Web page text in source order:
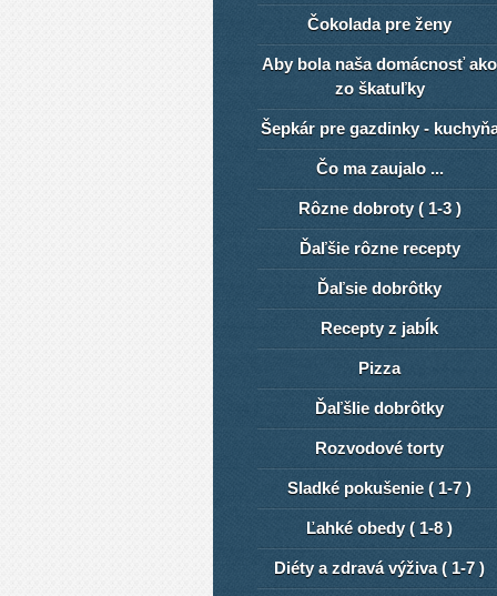
Čokolada pre ženy
Aby bola naša domácnosť ako
zo škatuľky
Šepkár pre gazdinky -
Čo ma zaujalo ...
Rôzne dobroty ( 1-3 )
Ďaľšie rôzne recepty
Ďaľsie dobrôtky
Recepty z jabĺk
Pizza
ĎaľšIie dobrôtky
Rozvodové torty
Sladké pokušenie ( 1-7 )
Ľahké obedy ( 1-8 )
Diéty a zdravá výživa ( 1-7 )